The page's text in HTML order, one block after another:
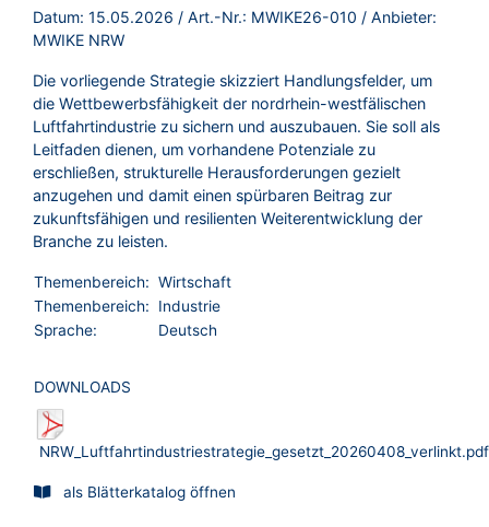
Datum: 15.05.2026 / Art.-Nr.: MWIKE26-010 / Anbieter:
MWIKE NRW
Die vorliegende Strategie skizziert Handlungsfelder, um
die Wettbewerbsfähigkeit der nordrhein-westfälischen
Luftfahrtindustrie zu sichern und auszubauen. Sie soll als
Leitfaden dienen, um vorhandene Potenziale zu
erschließen, strukturelle Herausforderungen gezielt
anzugehen und damit einen spürbaren Beitrag zur
zukunftsfähigen und resilienten Weiterentwicklung der
Branche zu leisten.
Themenbereich: Wirtschaft
Themenbereich:
Industrie
Sprache:
Deutsch
DOWNLOADS
NRW_Luftfahrtindustriestrategie_gesetzt_20260408_verlinkt.pdf
als Blätterkatalog öffnen